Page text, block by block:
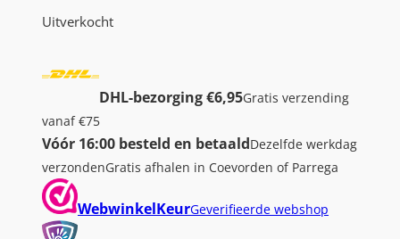
Uitverkocht
DHL-bezorging €6,95Gratis verzending
vanaf €75
Vóór 16:00 besteld en betaaldDezelfde werkdag
verzondenGratis afhalen in Coevorden of Parrega
WebwinkelKeurGeverifieerde webshop